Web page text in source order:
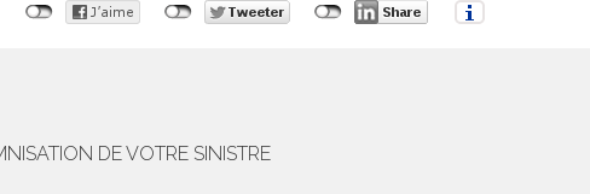
DE VOTRE SINISTRE